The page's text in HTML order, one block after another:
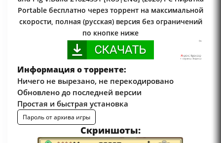
Portable бесплатно через торрент на максимальной
скорости, полная (русская) версия без ограничений
по кнопке ниже
Информация о торренте:
Ничего не вырезано, не перекодировано
Обновлено до последней версии
Простая и быстрая установка
Пароль от архива игры
Скриншоты: